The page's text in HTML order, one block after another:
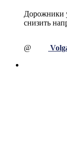
Дорожники
снизить
@